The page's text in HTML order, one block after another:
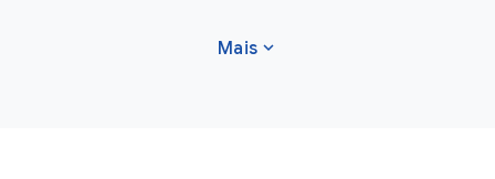
Mais expand_more